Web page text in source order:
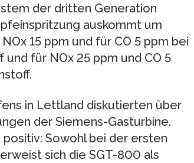
der dritten Generation
auskommt um
15 ppm und für CO 5 ppm bei
für NOx 25 ppm und CO 5
in Lettland diskutierten über
der Siemens-Gasturbine.
Sowohl bei der ersten
sich die SGT-800 als